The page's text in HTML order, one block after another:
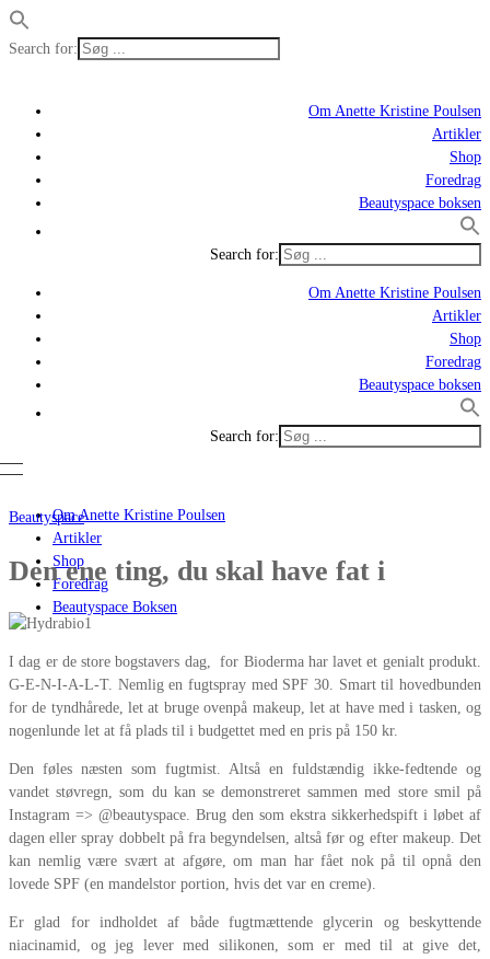
Search for:
Om Anette Kristine Poulsen
Artikler
Shop
Foredrag
Beautyspace boksen
Search for:
Om Anette Kristine Poulsen
Artikler
Shop
Foredrag
Beautyspace boksen
Search for:
Om Anette Kristine Poulsen
Artikler
Shop
Foredrag
Beautyspace Boksen
Beautyspace
Den ene ting, du skal have fat i
I dag er de store bogstavers dag, for Bioderma har lavet et genialt produkt.
G-E-N-I-A-L-T. Nemlig en fugtspray med SPF 30. Smart til hovedbunden
for de tyndhårede, let at bruge ovenpå makeup, let at have med i tasken, og
nogenlunde let at få plads til i budgettet med en pris på 150 kr.
Den føles næsten som fugtmist. Altså en fuldstændig ikke-fedtende og
vandet støvregn, som du kan se demonstreret sammen med store smil på
Instagram => @beautyspace. Brug den som ekstra sikkerhedspift i løbet af
dagen eller spray dobbelt på fra begyndelsen, altså før og efter makeup. Det
kan nemlig være svært at afgøre, om man har fået nok på til opnå den
lovede SPF (en mandelstor portion, hvis det var en creme).
Er glad for indholdet af både fugtmættende glycerin og beskyttende
niacinamid, og jeg lever med silikonen, som er med til at give det,